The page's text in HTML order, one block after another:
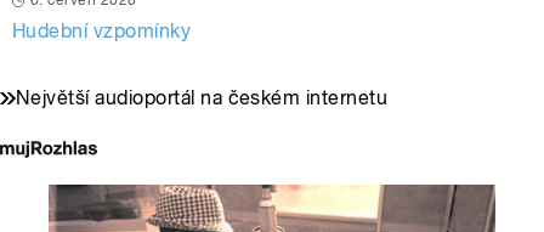
Hudební vzpomínky
Největší audioportál na českém internetu